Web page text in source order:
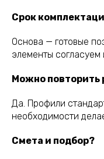
Срок
Основа — готовые
элементы согласуем
Можно повторить
Да. Профили
необходимости
Смета и подбор?